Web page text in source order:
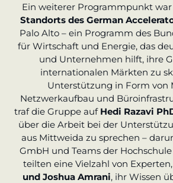
Ein weiterer Programmpunkt
Standorts des German
Palo Alto – ein Programm des
für Wirtschaft und Energie, das
und Unternehmen hilft, ihre
internationalen Märkten zu
Unterstützung in Form von
Netzwerkaufbau und
traf die Gruppe auf Hedi Razavi
über die Arbeit bei der
aus Mittweida zu sprechen –
GmbH und Teams der
teilten eine Vielzahl von
und Joshua Amrani, ihr Wissen